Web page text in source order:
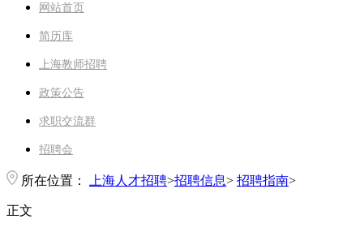
网站首页
简历库
上海教师招聘
政策公告
求职交流群
招聘会
所在位置： 上海人才招聘>招聘信息> 招聘指南>
正文